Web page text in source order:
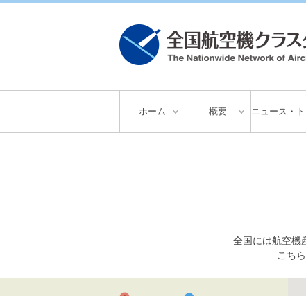
ホーム 概要 ニュース・
全国には航空機
こち